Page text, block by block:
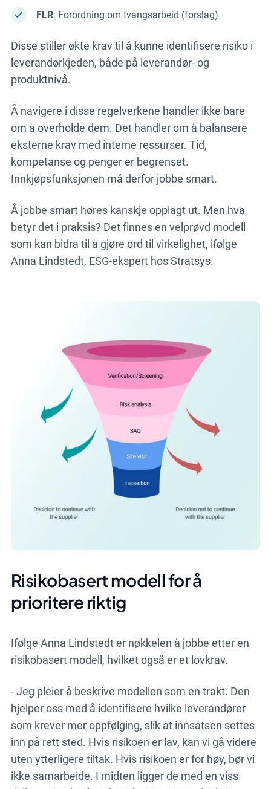
FLR: Forordning om tvangsarbeid (forslag)
Disse stiller økte krav til å kunne identifisere risiko i
leverandørkjeden, både på leverandør- og
produktnivå.
Å navigere i disse regelverkene handler ikke bare
om å overholde dem. Det handler om å balansere
eksterne krav med interne ressurser. Tid,
kompetanse og penger er begrenset.
Innkjøpsfunksjonen må derfor jobbe smart.
Å jobbe smart høres kanskje opplagt ut. Men hva
betyr det i praksis? Det finnes en velprøvd modell
som kan bidra til å gjøre ord til virkelighet, ifølge
Anna Lindstedt, ESG-ekspert hos Stratsys.
Risikobasert modell for å
prioritere riktig
Ifølge Anna Lindstedt er nøkkelen å jobbe etter en
risikobasert modell, hvilket også er et lovkrav.
- Jeg pleier å beskrive modellen som en trakt. Den
hjelper oss med å identifisere hvilke leverandører
som krever mer oppfølging, slik at innsatsen settes
inn på rett sted. Hvis risikoen er lav, kan vi gå videre
uten ytterligere tiltak. Hvis risikoen er for høy, bør vi
ikke samarbeide. I midten ligger de med en viss